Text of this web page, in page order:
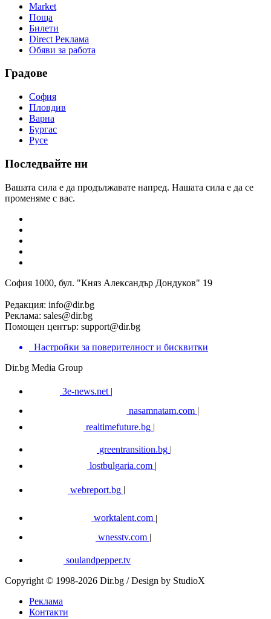
Market
Поща
Билети
Direct Реклама
Обяви за работа
Градове
София
Пловдив
Варна
Бургас
Русе
Последвайте ни
Вашата сила е да продължавате напред. Нашата сила е да се
променяме с вас.
София 1000, бул. "Княз Александър Дондуков" 19
Редакция: info@dir.bg
Реклама: sales@dir.bg
Помощен център: support@dir.bg
Настройки за поверителност и бисквитки
Dir.bg Media Group
3e-news.net |
nasamnatam.com |
realtimefuture.bg |
greentransition.bg |
lostbulgaria.com |
webreport.bg
worktalent.com |
wnesstv.com |
soulandpepper.tv
Copyright © 1998-2026 Dir.bg / Design by StudioX
Реклама
Контакти